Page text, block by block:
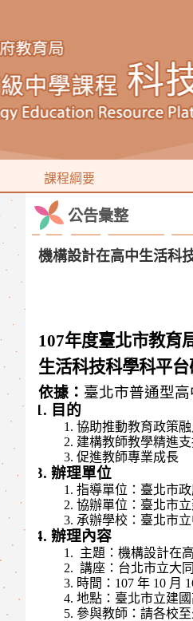
課程綱要
公告彙整
機構設計在高中生活科
107年度臺北市教育
生活科技科學科平
依據： 臺北市普通型
目的
協助推動教育政策融
建構教師教學精進
促進教師專業成長
辦理單位
指導單位：臺北市
協辦單位：臺北市
承辦學校：臺北市
辦理內容
主題：機構設計在
講座：台北市立大
時間：107 年 10 月
地點：臺北市立建
參與教師：請各校